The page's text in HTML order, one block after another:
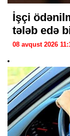
İşçi
tələb edə
08 avqust 2026